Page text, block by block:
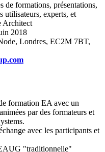
de formations, présentations,
utilisateurs, experts, et
Architect
2018
Londres, EC2M 7BT,
formation EA avec un
par des formateurs et
avec les participants et
"traditionnelle"